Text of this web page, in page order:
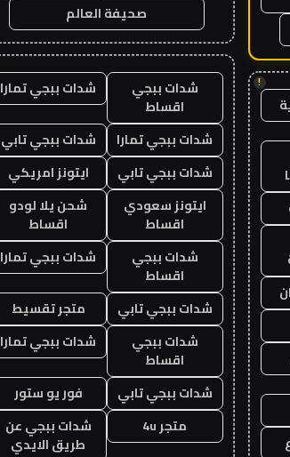
!
صحيفة العالم
شدات ببجي
اقساط
شدات ببجي تمارا
شدات ببجي تمارا
شدات ببجي تابي
شدات ببجي تابي
ايتونز امريكي
ايتونز سعودي
اقساط
شحن يلا لودو
اقساط
شدات ببجي
اقساط
شدات ببجي تمارا
شدات ببجي تابي
متجر تقسيط
شدات ببجي
اقساط
شدات ببجي تمارا
شدات ببجي تابي
فور يو ستور
متجر 4u
شدات ببجي عن
طريق الايدي